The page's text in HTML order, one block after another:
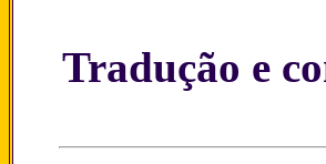
Tradução e